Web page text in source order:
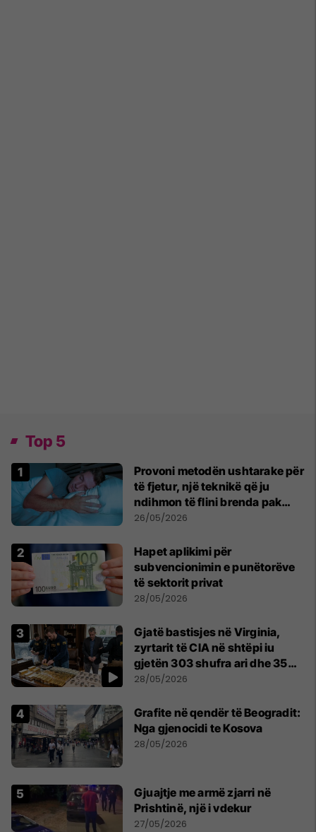
Top 5
Provoni metodën ushtarake për
të fjetur, një teknikë që ju
ndihmon të flini brenda pak
minutash
26/05/2026
Hapet aplikimi për
subvencionimin e punëtorëve
të sektorit privat
28/05/2026
Gjatë bastisjes në Virginia,
zyrtarit të CIA në shtëpi iu
gjetën 303 shufra ari dhe 35
orë luksoze Rolex
28/05/2026
Grafite në qendër të Beogradit:
Nga gjenocidi te Kosova
28/05/2026
Gjuajtje me armë zjarri në
Prishtinë, një i vdekur
27/05/2026